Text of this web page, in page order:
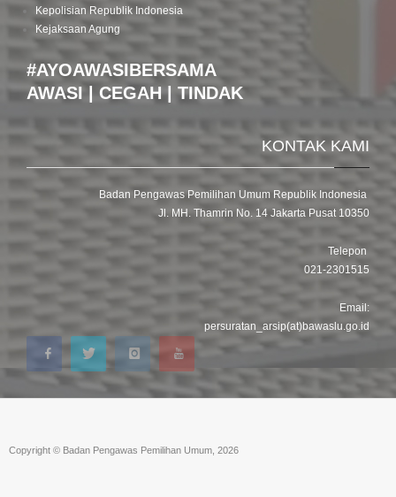
Kepolisian Republik Indonesia
Kejaksaan Agung
#AYOAWASIBERSAMA
AWASI | CEGAH | TINDAK
KONTAK KAMI
Badan Pengawas Pemilihan Umum Republik Indonesia
Jl. MH. Thamrin No. 14 Jakarta Pusat 10350
Telepon
021-2301515
Email:
persuratan_arsip(at)bawaslu.go.id
Copyright © Badan Pengawas Pemilihan Umum, 2026